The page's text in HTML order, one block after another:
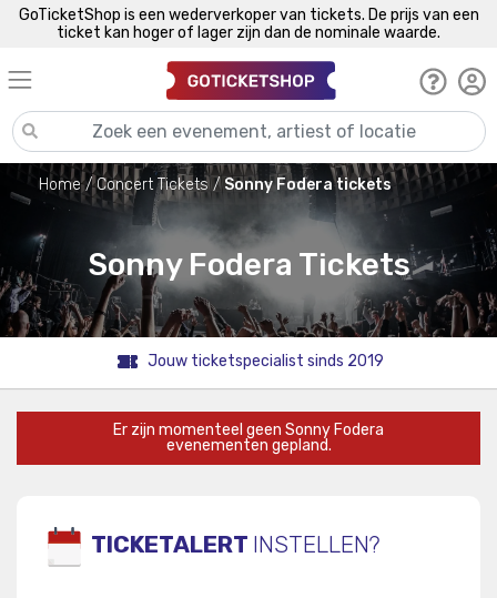
GoTicketShop is een wederverkoper van tickets. De prijs van een
ticket kan hoger of lager zijn dan de nominale waarde.
Home Concert Tickets Sonny Fodera tickets
Sonny Fodera Tickets
Jouw ticketspecialist sinds 2019
Er zijn momenteel geen Sonny Fodera
evenementen gepland.
TICKETALERT INSTELLEN?